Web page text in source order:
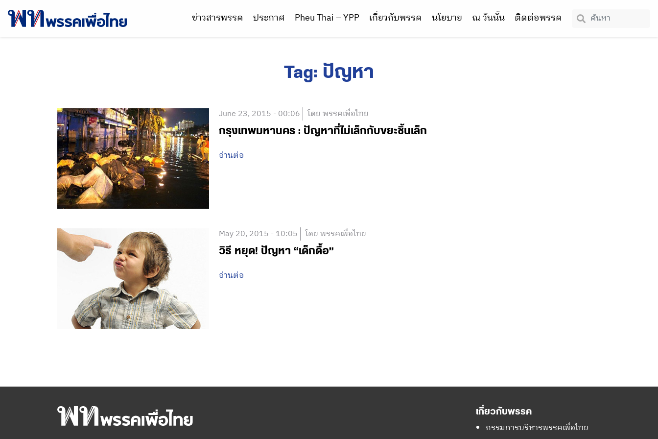
ข่าวสารพรรค ประกาศ Pheu Thai – YPP เกี่ยวกับพรรค นโยบาย ณ วันนั้น ติดต่อพรรค
Tag: ปัญหา
June 23, 2015 - 00:06 โดย พรรคเพื่อไทย
กรุงเทพมหานคร : ปัญหาที่ไม่เล็กกับขยะชิ้นเล็ก
อ่านต่อ
May 20, 2015 - 10:05 โดย พรรคเพื่อไทย
วิธี หยุด! ปัญหา “เด็กดื้อ”
อ่านต่อ
เกี่ยวกับพรรค
กรรมการบริหารพรรคเพื่อไทย